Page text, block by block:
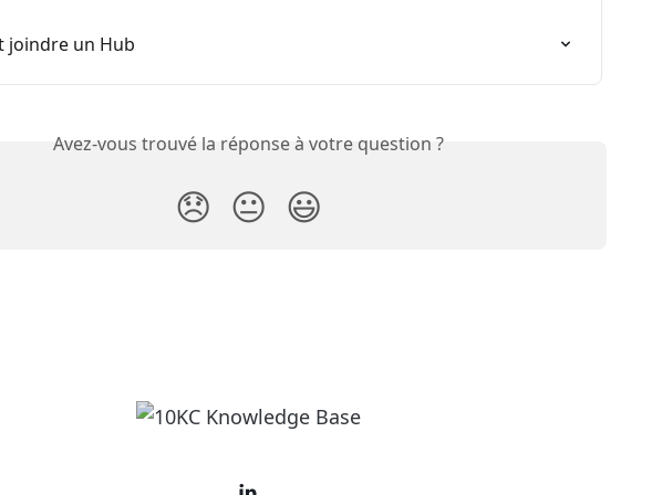
joindre un Hub
Avez-vous trouvé la réponse à votre question ?
😞 😐 😃